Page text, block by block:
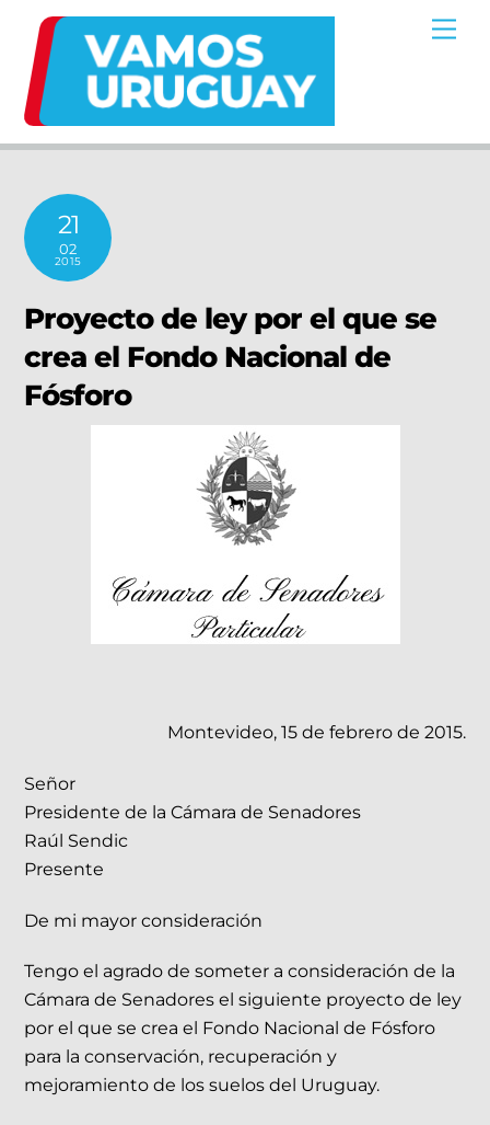
content
21
02
2015
Proyecto de ley por el que se
crea el Fondo Nacional de
Fósforo
Montevideo, 15 de febrero de 2015.
Señor
Presidente de la Cámara de Senadores
Raúl Sendic
Presente
De mi mayor consideración
Tengo el agrado de someter a consideración de la
Cámara de Senadores el siguiente proyecto de ley
por el que se crea el Fondo Nacional de Fósforo
para la conservación, recuperación y
mejoramiento de los suelos del Uruguay.